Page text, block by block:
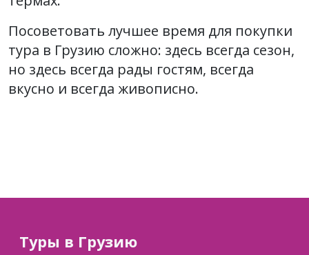
Посоветовать лучшее время для покупки
тура в Грузию сложно: здесь всегда сезон,
но здесь всегда рады гостям, всегда
вкусно и всегда живописно.
Туры в Грузию